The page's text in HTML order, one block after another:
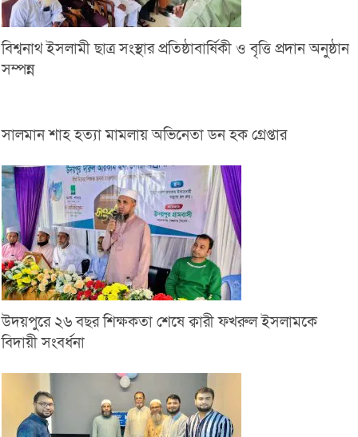
বিশ্বনাথ ইসলামী ছাত্র সংস্থার প্রতিষ্ঠাবার্ষিকী ও বৃত্তি প্রদান অনুষ্ঠান
সম্পন্ন
সালমান শাহ হত্যা মামলায় অভিনেতা ডন হক গ্রেপ্তার
উদয়পুরে ২৬ বছর শিক্ষকতা শেষে ক্বারী ফখরুল ইসলামকে
বিদায়ী সংবর্ধনা